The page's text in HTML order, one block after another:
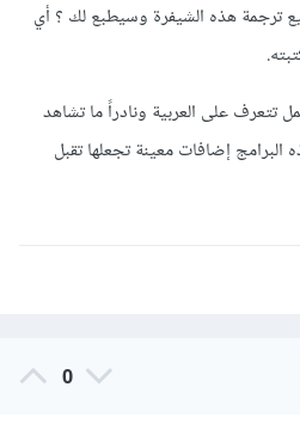
ترجمة هذه الشيفرة وسيطبع لك ؟ أي
على العربية ونادراً ما تشاهد
البرامج إضافات معينة تجعلها تقبل
0